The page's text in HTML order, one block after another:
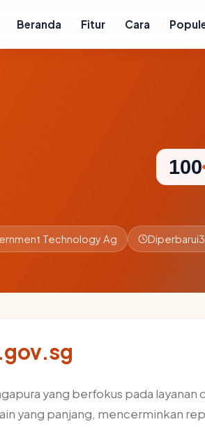
Beranda Fitur Cara
100
Technology Ag Diperbarui
yang berfokus pada
yang panjang, mencerminkan